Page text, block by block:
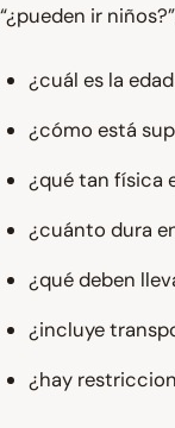
“¿pueden ir
¿cuál es la
¿cómo está
¿qué tan física
¿cuánto dura
¿qué deben
¿incluye
¿hay